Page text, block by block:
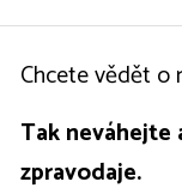
Chcete vědět o
Tak neváhejte
zpravodaje.